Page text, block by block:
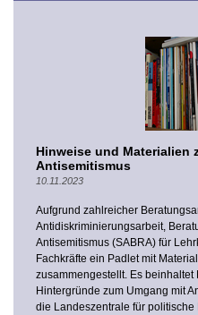
Hinweise und Materialien
Antisemitismus
10.11.2023
Aufgrund zahlreicher
Antidiskriminierungsarbeit,
Antisemitismus (SABRA) für
Fachkräfte ein Padlet mit
zusammengestellt. Es
Hintergründe zum Umgang mit
die Landeszentrale für